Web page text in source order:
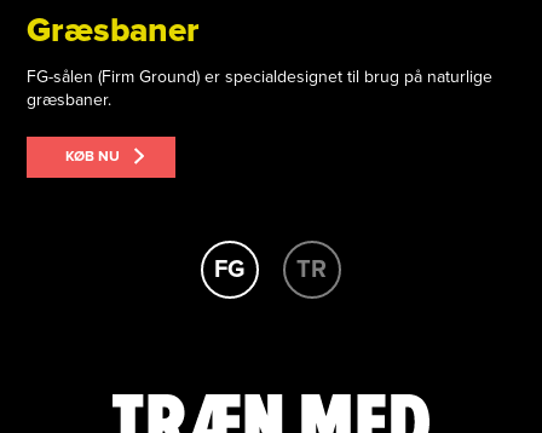
Græsbaner
FG-sålen (Firm Ground) er specialdesignet til brug på naturlige
græsbaner.
KØB NU
FG TR